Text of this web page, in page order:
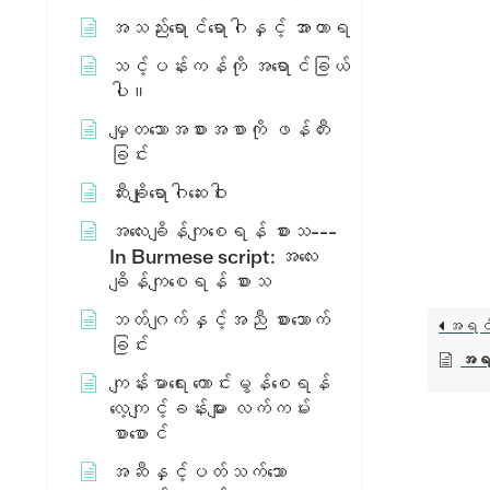
အသည်းရောင်ရောဂါနှင့် အာဟာရ
သင့်ပန်းကန်ကို အရောင်ခြယ်
ပါ။
မျှတသောအစားအစာကို ဖန်တီး
ခြင်း
ဆီးချိုရောဂါဆေးဝါး
အ​လေး​ချိန်​ကျ​စေ​ရန်​ စား​သ​ ---
In Burmese script: အ​လေး​
ချိန်​ကျ​စေ​ရန်​ စား​သ​
ဘတ်ဂျက်နှင့်အညီ စားသောက်
ခြင်း
ကျန်းမာရေး ကောင်းမွန်စေရန်
လေ့ကျင့်ခန်းများ လက်ကမ်း
စာစောင်
အဆီနှင့်ပတ်သက်သော
အရ
အရ